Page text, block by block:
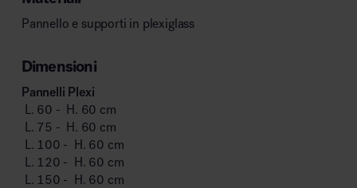
Pannello e supporti in plexiglass
Dimensioni
Pannelli Plexi
L. 60 - H. 60 cm
L. 75 - H. 60 cm
L. 100 - H. 60 cm
L. 120 - H. 60 cm
L. 150 - H. 60 cm